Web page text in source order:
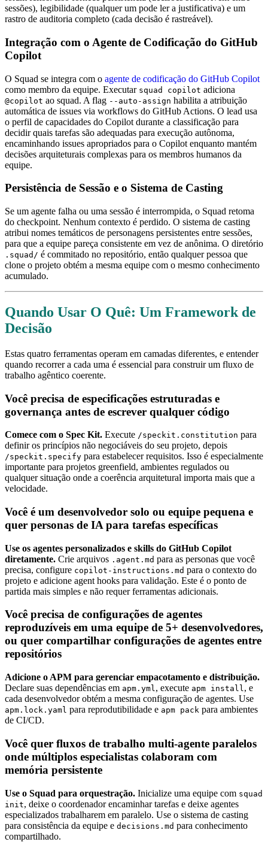
sessões), legibilidade (qualquer um pode ler a justificativa) e um
rastro de auditoria completo (cada decisão é rastreável).
Integração com o Agente de Codificação do GitHub
Copilot
O Squad se integra com o agente de codificação do GitHub Copilot
como membro da equipe. Executar squad copilot adiciona
@copilot ao squad. A flag --auto-assign habilita a atribuição
automática de issues via workflows do GitHub Actions. O lead usa
o perfil de capacidades do Copilot durante a classificação para
decidir quais tarefas são adequadas para execução autônoma,
encaminhando issues apropriados para o Copilot enquanto mantém
decisões arquiteturais complexas para os membros humanos da
equipe.
Persistência de Sessão e o Sistema de Casting
Se um agente falha ou uma sessão é interrompida, o Squad retoma
do checkpoint. Nenhum contexto é perdido. O sistema de casting
atribui nomes temáticos de personagens persistentes entre sessões,
para que a equipe pareça consistente em vez de anônima. O diretório
.squad/ é commitado no repositório, então qualquer pessoa que
clone o projeto obtém a mesma equipe com o mesmo conhecimento
acumulado.
Quando Usar O Quê: Um Framework de
Decisão
Estas quatro ferramentas operam em camadas diferentes, e entender
quando recorrer a cada uma é essencial para construir um fluxo de
trabalho agêntico coerente.
Você precisa de especificações estruturadas e
governança antes de escrever qualquer código
Comece com o Spec Kit. Execute /speckit.constitution para
definir os princípios não negociáveis do seu projeto, depois
/speckit.specify para estabelecer requisitos. Isso é especialmente
importante para projetos greenfield, ambientes regulados ou
qualquer situação onde a coerência arquitetural importa mais que a
velocidade.
Você é um desenvolvedor solo ou equipe pequena e
quer personas de IA para tarefas específicas
Use os agentes personalizados e skills do GitHub Copilot
diretamente. Crie arquivos .agent.md para as personas que você
precisa, configure copilot-instructions.md para o contexto do
projeto e adicione agent hooks para validação. Este é o ponto de
partida mais simples e não requer ferramentas adicionais.
Você precisa de configurações de agentes
reproduzíveis em uma equipe de 5+ desenvolvedores,
ou quer compartilhar configurações de agentes entre
repositórios
Adicione o APM para gerenciar empacotamento e distribuição.
Declare suas dependências em apm.yml, execute apm install, e
cada desenvolvedor obtém a mesma configuração de agentes. Use
apm.lock.yaml para reprodutibilidade e apm pack para ambientes
de CI/CD.
Você quer fluxos de trabalho multi-agente paralelos
onde múltiplos especialistas colaboram com
memória persistente
Use o Squad para orquestração. Inicialize uma equipe com squad
init, deixe o coordenador encaminhar tarefas e deixe agentes
especializados trabalharem em paralelo. Use o sistema de casting
para consistência da equipe e decisions.md para conhecimento
compartilhado.